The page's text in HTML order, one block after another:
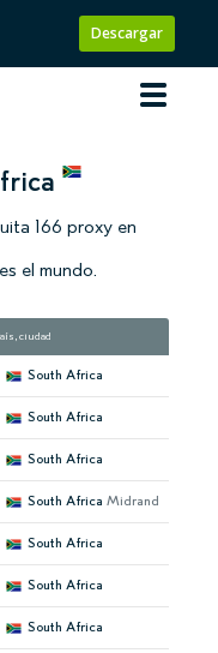
Descargar
166 proxy en
el mundo.
ciudad
South Africa
South Africa
South Africa
South Africa Midrand
South Africa
South Africa
South Africa